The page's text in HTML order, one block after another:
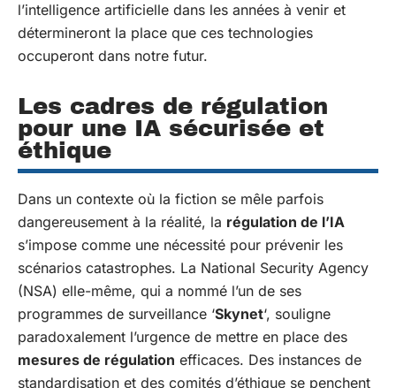
l’intelligence artificielle dans les années à venir et
détermineront la place que ces technologies
occuperont dans notre futur.
Les cadres de régulation
pour une IA sécurisée et
éthique
Dans un contexte où la fiction se mêle parfois
dangereusement à la réalité, la régulation de l’IA
s’impose comme une nécessité pour prévenir les
scénarios catastrophes. La National Security Agency
(NSA) elle-même, qui a nommé l’un de ses
programmes de surveillance ‘Skynet‘, souligne
paradoxalement l’urgence de mettre en place des
mesures de régulation efficaces. Des instances de
standardisation et des comités d’éthique se penchent